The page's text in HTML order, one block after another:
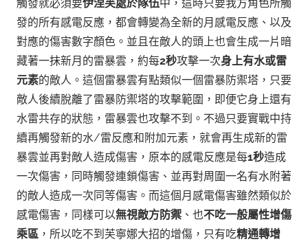
觸發就必須要伊涅芙處於隊伍中，這時只要我方角色所觸
發的所有感電反應，都會轉變為全新的月感電反應、以及
對應的傷害數字顏色。並且在敵人的頭上也會生成一片暗
藏著一抹新月的雷暴雲， 約每2秒攻擊一次身上有水或雷
元素的敵人。 這個雷暴雲有點類似一個雷暴防禦塔，只要
敵人後續脫離了雷暴防禦塔的攻擊範圍，即便它身上還有
水雷共存的狀態，雷暴雲也攻擊不到。不過只要實戰中持
續再觸發新的水/雷反應和附加元素，就會再生成新的雷
暴雲並再對敵人造成傷害， 原本的感電反應是每1秒造成
一次傷害，同時觸發連鎖傷害、並再對周圍一名有水附著
的敵人造成一次同等傷害。 而這個月感電傷害雖然類似於
感電傷害，同樣可以無視敵方防禦 、也不吃一般屬性增傷
乘區 ，所以吃不到芙寧娜大招的增傷， 只有吃精通轉增